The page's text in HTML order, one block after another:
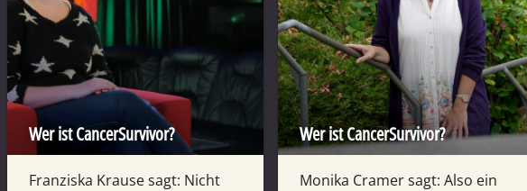
Wer ist CancerSurvivor?
Franziska Krause sagt: Nicht
Wer ist CancerSurvivor?
Monika Cramer sagt: Also ein